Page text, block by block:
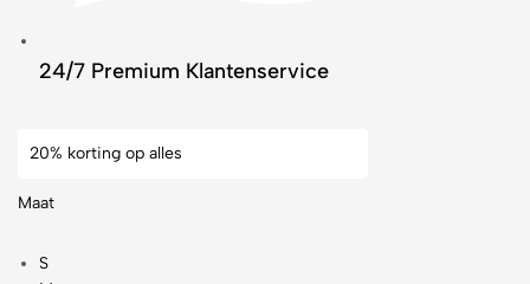
24/7 Premium Klantenservice
20% korting op alles
Maat
S